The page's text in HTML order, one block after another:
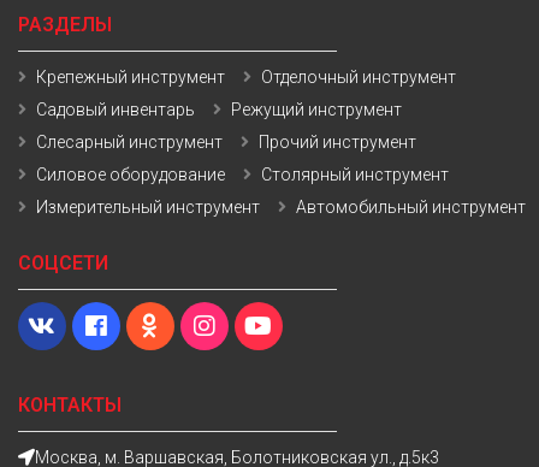
КОНТАКТЫ
Москва, м. Варшавская, Болотниковская ул., д.5к3
РАЗДЕЛЫ
Крепежный инструмент
Отделочный инструмент
Садовый инвентарь
Режущий инструмент
Слесарный инструмент
Прочий инструмент
Силовое оборудование
Столярный инструмент
Измерительный инструмент
Автомобильный инструмент
СОЦСЕТИ